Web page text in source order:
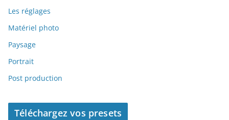
Les réglages
Matériel photo
Paysage
Portrait
Post production
Téléchargez vos presets